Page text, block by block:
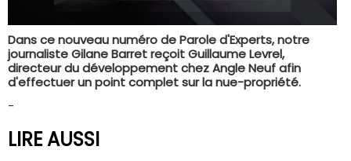
Dans ce nouveau numéro de Parole d'Experts, notre
journaliste Gilane Barret reçoit Guillaume Levrel,
directeur du développement chez Angle Neuf afin
d'effectuer un point complet sur la nue-propriété.
-
LIRE AUSSI